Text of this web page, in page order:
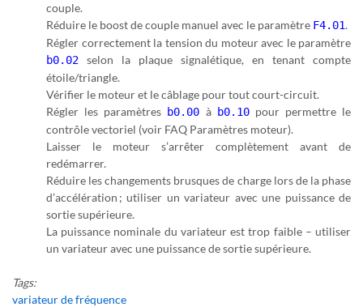
couple.
Réduire le boost de couple manuel avec le paramètre F4.01.
Régler correctement la tension du moteur avec le paramètre
b0.02 selon la plaque signalétique, en tenant compte
étoile/triangle.
Vérifier le moteur et le câblage pour tout court-circuit.
Régler les paramètres b0.00 à b0.10pour permettre le
contrôle vectoriel (voir FAQ Paramètres moteur).
Laisser le moteur s’arrêter complètement avant de
redémarrer.
Réduire les changements brusques de charge lors de la phase
d’accélération ; utiliser un variateur avec une puissance de
sortie supérieure.
La puissance nominale du variateur est trop faible – utiliser
un variateur avec une puissance de sortie supérieure.
Tags:
variateur de fréquence